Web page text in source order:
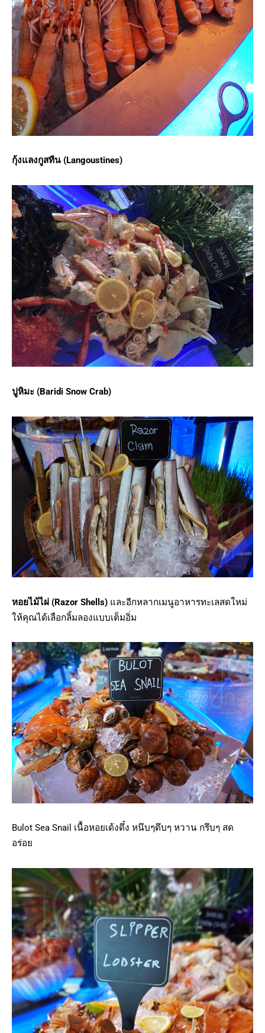
กุ้งแลงกูสทีน (Langoustines)
ปูหิมะ (Baridi Snow Crab)
หอยไม้ไผ่ (Razor Shells) และอีกหลากเมนูอาหารทะเลสดใหม่
ให้คุณได้เลือกลิ้มลองแบบเต็มอิ่ม
Bulot Sea Snail เนื้อหอยเด้งดึ๋ง หนึบๆดึบๆ หวาน กรึบๆ สด
อร่อย